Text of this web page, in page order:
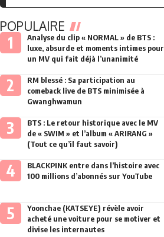
POPULAIRE
Analyse du clip « NORMAL » de BTS :
luxe, absurde et moments intimes pour
un MV qui fait déjà l’unanimité
RM blessé : Sa participation au
comeback live de BTS minimisée à
Gwanghwamun
BTS : Le retour historique avec le MV
de « SWIM » et l’album « ARIRANG »
(Tout ce qu’il faut savoir)
BLACKPINK entre dans l’histoire avec
100 millions d’abonnés sur YouTube
Yoonchae (KATSEYE) révèle avoir
acheté une voiture pour se motiver et
divise les internautes